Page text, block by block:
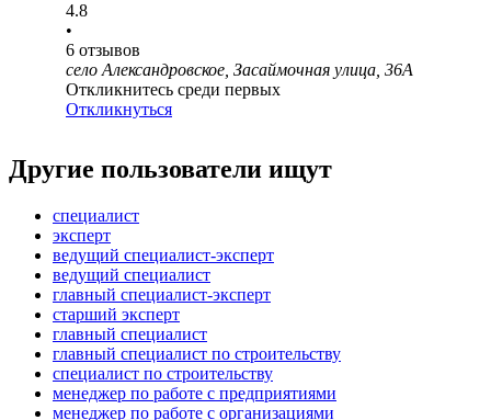
4.8
•
6 отзывов
село Александровское, Засаймочная улица, 36А
Откликнитесь среди первых
Откликнуться
Другие пользователи ищут
специалист
эксперт
ведущий специалист-эксперт
ведущий специалист
главный специалист-эксперт
старший эксперт
главный специалист
главный специалист по строительству
специалист по строительству
менеджер по работе с предприятиями
менеджер по работе с организациями